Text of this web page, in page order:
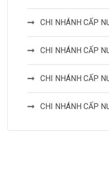
CHI NHÁNH CẤP
CHI NHÁNH CẤP
CHI NHÁNH CẤP
CHI NHÁNH CẤP